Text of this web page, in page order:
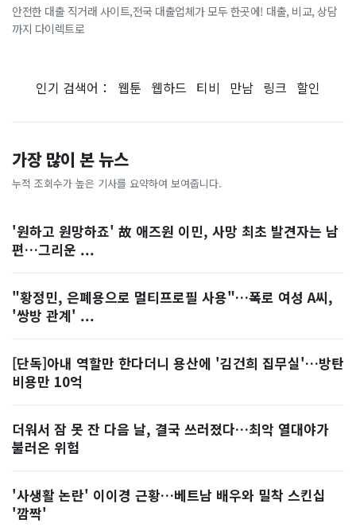
안전한 대출 직거래 사이트,전국 대출업체가 모두 한곳에! 대출, 비교, 상담
까지 다이렉트로
인기 검색어： 웹툰 웹하드 티비 만남 링크 할인
가장 많이 본 뉴스
누적 조회수가 높은 기사를 요약하여 보여줍니다.
'원하고 원망하죠' 故 애즈원 이민, 사망 최초 발견자는 남
편…그리운 ...
"황정민, 은폐용으로 멀티프로필 사용"…폭로 여성 A씨,
'쌍방 관계' ...
[단독]아내 역할만 한다더니 용산에 '김건희 집무실'…방탄
비용만 10억
더워서 잠 못 잔 다음 날, 결국 쓰러졌다…최악 열대야가
불러온 위험
'사생활 논란' 이이경 근황…베트남 배우와 밀착 스킨십
'깜짝'